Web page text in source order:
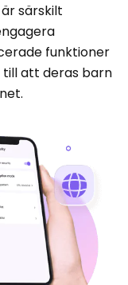
särskilt
funktioner
att deras barn